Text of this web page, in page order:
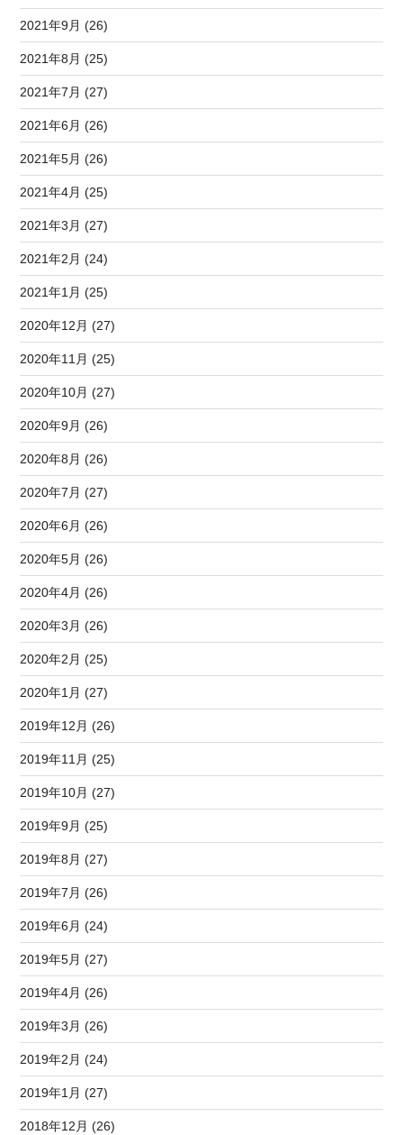
2021年9月 (26)
2021年8月 (25)
2021年7月 (27)
2021年6月 (26)
2021年5月 (26)
2021年4月 (25)
2021年3月 (27)
2021年2月 (24)
2021年1月 (25)
2020年12月 (27)
2020年11月 (25)
2020年10月 (27)
2020年9月 (26)
2020年8月 (26)
2020年7月 (27)
2020年6月 (26)
2020年5月 (26)
2020年4月 (26)
2020年3月 (26)
2020年2月 (25)
2020年1月 (27)
2019年12月 (26)
2019年11月 (25)
2019年10月 (27)
2019年9月 (25)
2019年8月 (27)
2019年7月 (26)
2019年6月 (24)
2019年5月 (27)
2019年4月 (26)
2019年3月 (26)
2019年2月 (24)
2019年1月 (27)
2018年12月 (26)